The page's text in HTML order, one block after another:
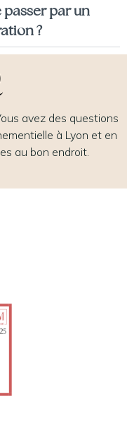
avez des questions
à Lyon et en
au bon endroit.
passer par un
?